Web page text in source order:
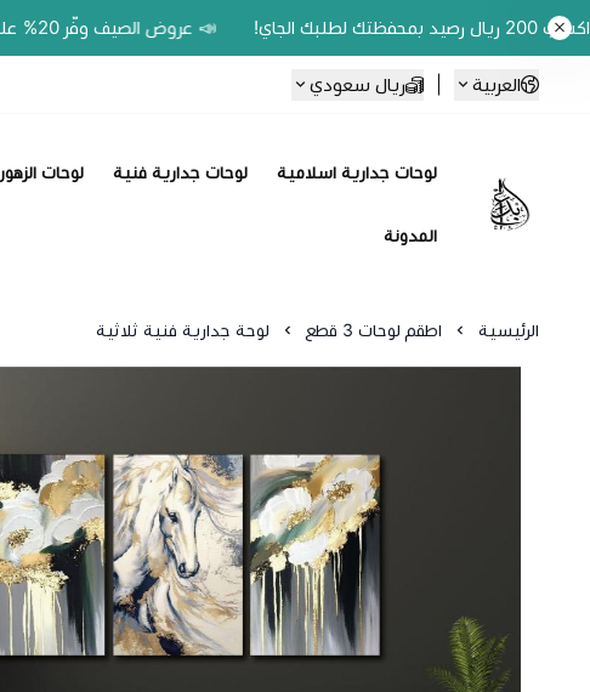
📣 عروض الصيف وفّر 20% على اللوحات الحين.. واكسب 200 ريال رصيد بمحفظتك لطلبك الجاي!
العربية ريال سعودي
Ebbdaa art
لوحات جدارية اسلامية لوحات جدارية فنية لوحات الزهور
المدونة
الرئيسية اطقم لوحات 3 قطع لوحة جدارية فنية ثلاثية